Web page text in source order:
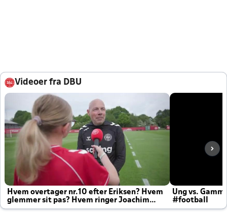
Videoer fra DBU
Hvem overtager nr.10 efter Eriksen? Hvem
glemmer sit pas? Hvem ringer Joachim
altid til efter kampe?
Ung vs.
#football